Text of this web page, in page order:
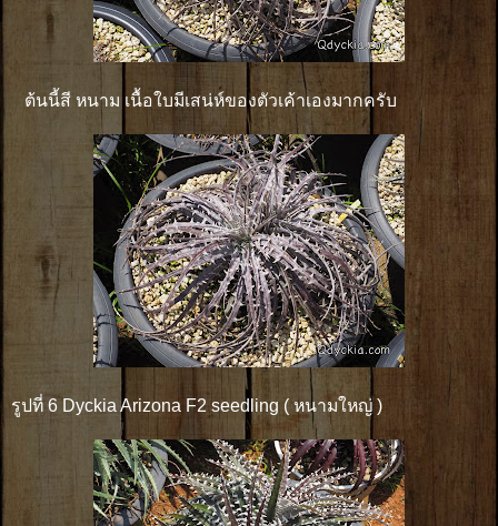
ต้นนี้สี หนาม เนื้อใบมีเสน่ห์ของตัวเค้าเองมากครับ
รูปที่ 6 Dyckia Arizona F2 seedling ( หนามใหญ่ )